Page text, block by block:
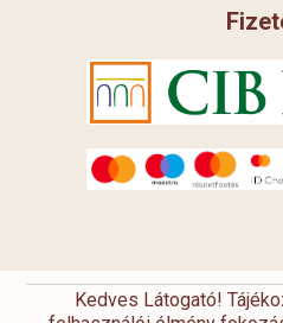
Kedves Látogató!